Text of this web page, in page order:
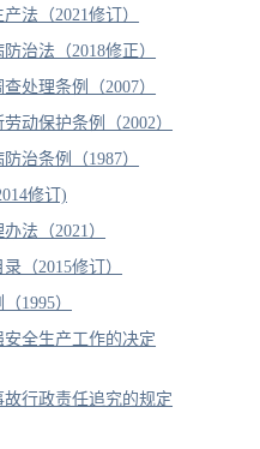
法（2021修订）
治法（2018修正）
处理条例（2007）
动保护条例（2002）
治条例（1987）
修订)
法（2021）
（2015修订）
1995）
全生产工作的决定
行政责任追究的规定